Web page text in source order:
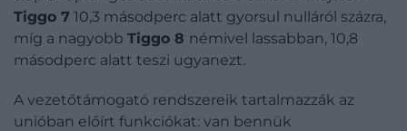
Tiggo 7 10,3 másodperc alatt gyorsul nulláról százra,
míg a nagyobb Tiggo 8 némivel lassabban, 10,8
másodperc alatt teszi ugyanezt.
A vezetőtámogató rendszereik tartalmazzák az
unióban előírt funkciókat: van bennük